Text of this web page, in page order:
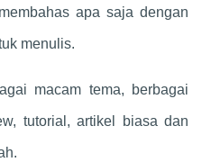
apa saja dengan
menulis.
macam tema, berbagai
tutorial, artikel biasa dan